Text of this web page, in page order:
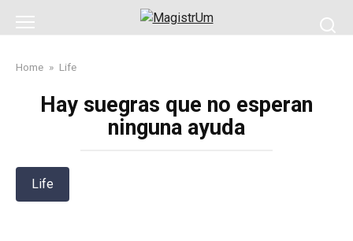
Home » Life
Hay suegras que no esperan
ninguna ayuda
Life